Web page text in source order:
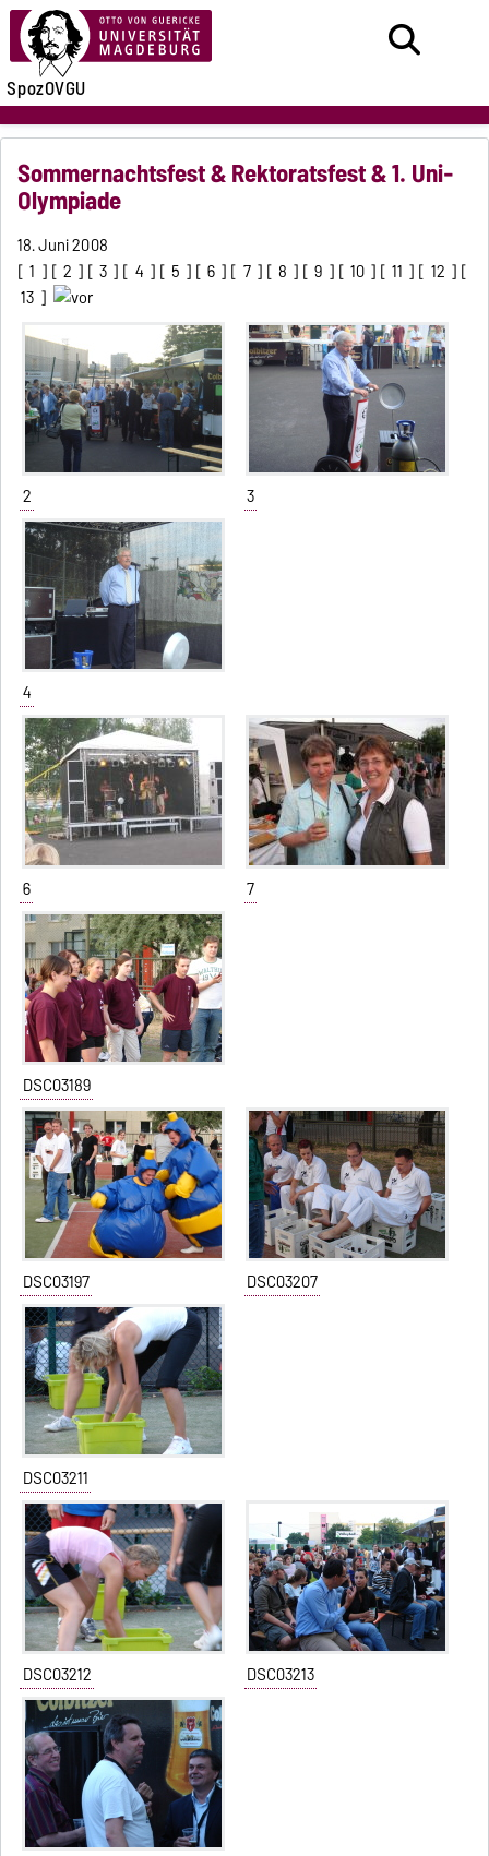
SpozOVGU
Sommernachtsfest & Rektoratsfest & 1. Uni-
Olympiade
18. Juni 2008
[ 1 ] [ 2 ] [ 3 ] [ 4 ] [ 5 ] [ 6 ] [ 7 ] [ 8 ] [ 9 ] [ 10 ] [ 11 ] [ 12 ] [
13 ]
2 3
4
6 7
DSC03189
DSC03197 DSC03207
DSC03211
DSC03212 DSC03213